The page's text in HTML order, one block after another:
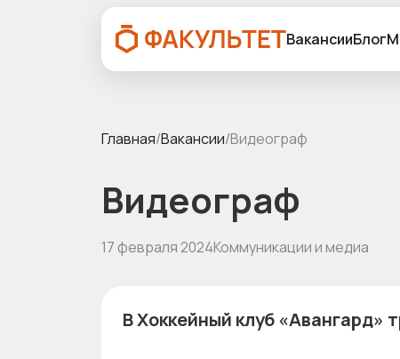
ВакансииБлог
Главная/Вакансии/Видеограф
Видеограф
17 февраля 2024Коммуникации и медиа
В Хоккейный клуб «Авангард»